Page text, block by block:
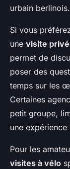
urbain berlinois.
Si vous
une visite
permet de
poser des
temps sur les
Certaines
petit groupe,
une expérience
Pour les
visites à vélo